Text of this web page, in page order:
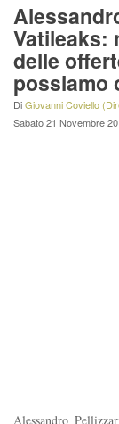
Vatileaks:
delle
possiamo
DiGiovanni Coviello
Sabato 21 Novembre
Alessandro